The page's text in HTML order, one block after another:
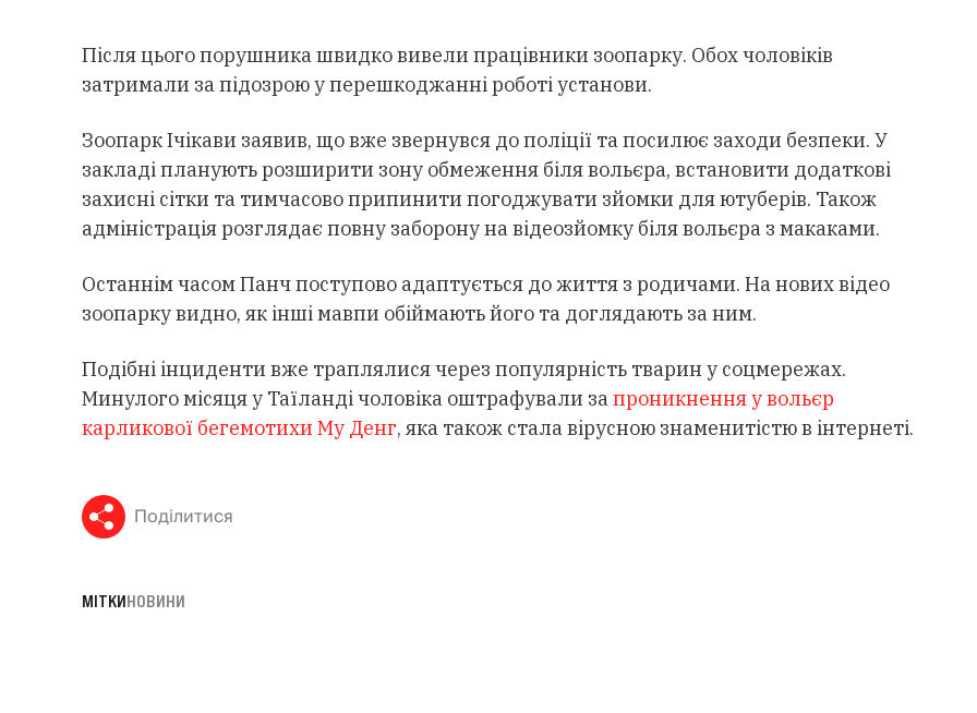
Після цього порушника швидко вивели працівники зоопарку. Обох чоловіків
затримали за підозрою у перешкоджанні роботі установи.
Зоопарк Ічікави заявив, що вже звернувся до поліції та посилює заходи безпеки. У
закладі планують розширити зону обмеження біля вольєра, встановити додаткові
захисні сітки та тимчасово припинити погоджувати зйомки для ютуберів. Також
адміністрація розглядає повну заборону на відеозйомку біля вольєра з макаками.
Останнім часом Панч поступово адаптується до життя з родичами. На нових відео
зоопарку видно, як інші мавпи обіймають його та доглядають за ним.
Подібні інциденти вже траплялися через популярність тварин у соцмережах.
Минулого місяця у Таїланді чоловіка оштрафували запроникнення у вольєр
карликової бегемотихи Му Денг, яка також стала вірусною знаменитістю в інтернеті.
Поділитися
МІТКИНОВИНИ